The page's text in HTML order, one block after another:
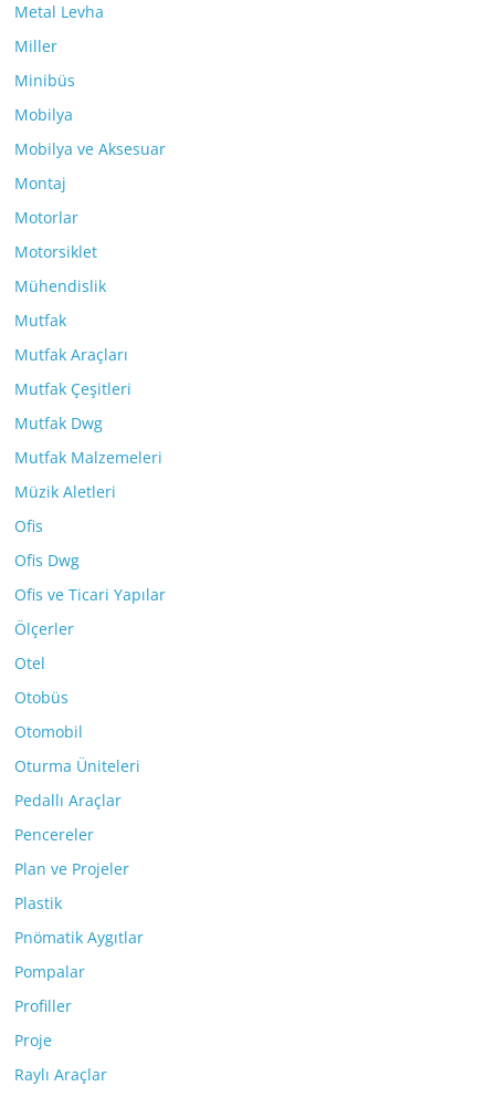
Metal Levha
Miller
Minibüs
Mobilya
Mobilya ve Aksesuar
Montaj
Motorlar
Motorsiklet
Mühendislik
Mutfak
Mutfak Araçları
Mutfak Çeşitleri
Mutfak Dwg
Mutfak Malzemeleri
Müzik Aletleri
Ofis
Ofis Dwg
Ofis ve Ticari Yapılar
Ölçerler
Otel
Otobüs
Otomobil
Oturma Üniteleri
Pedallı Araçlar
Pencereler
Plan ve Projeler
Plastik
Pnömatik Aygıtlar
Pompalar
Profiller
Proje
Raylı Araçlar